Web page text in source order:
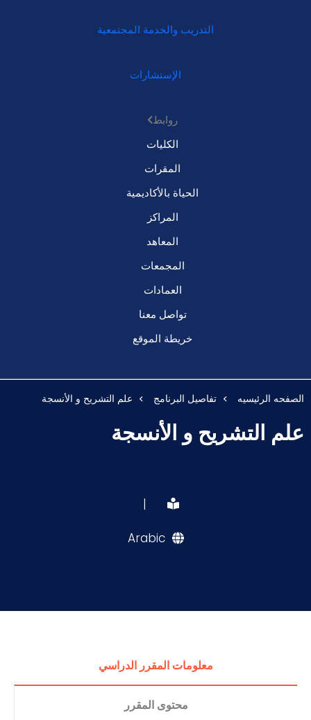
التدريب والخدمة المجتمعية
الإستشارات
روابط
الكليات
المقرات
الحياة بالأكاديمية
المراكز
المعاهد
المجمعات
العمادات
تواصل معنا
خريطة الموقع
الصفحه الرئيسيه تفاصيل البرنامج علم التشريح و الأنسجة
علم التشريح و الأنسجة
|
Arabic
معلومات المقرر الدراسي
محتوى المقرر